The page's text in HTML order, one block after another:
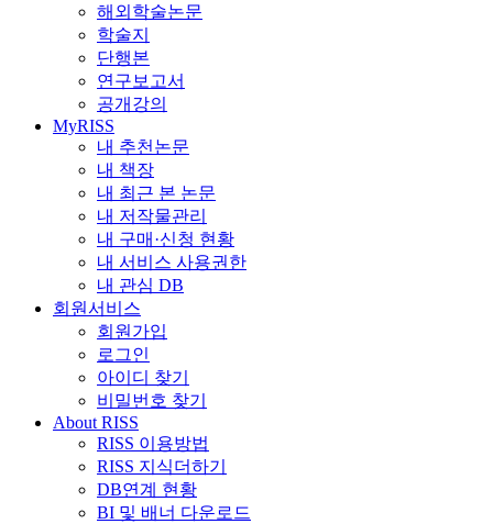
해외학술논문
학술지
단행본
연구보고서
공개강의
MyRISS
내 추천논문
내 책장
내 최근 본 논문
내 저작물관리
내 구매·신청 현황
내 서비스 사용권한
내 관심 DB
회원서비스
회원가입
로그인
아이디 찾기
비밀번호 찾기
About RISS
RISS 이용방법
RISS 지식더하기
DB연계 현황
BI 및 배너 다운로드